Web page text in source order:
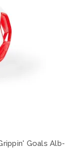
Goals Alb-